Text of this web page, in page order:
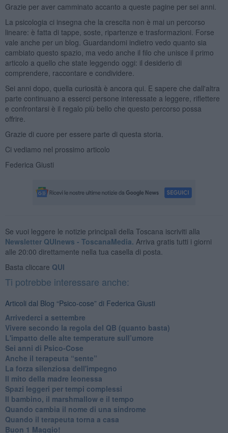
Grazie per aver camminato accanto a queste pagine per sei anni.
La psicologia ci insegna che la crescita non è mai un percorso
lineare: è fatta di tappe, soste, ripartenze e trasformazioni. Forse
vale anche per un blog. Guardandomi indietro vedo quanto sia
cambiato questo spazio, ma vedo anche il filo che unisce il primo
articolo a quello che state leggendo oggi: il desiderio di
comprendere, raccontare e condividere.
Sei anni dopo, quella curiosità è ancora qui. E sapere che dall'altra
parte continuano a esserci persone interessate a leggere, riflettere
e confrontarsi è il regalo più bello che questo percorso possa
offrire.
Grazie di cuore per essere parte di questa storia.
Ci vediamo nel prossimo articolo
Federica Giusti
Se vuoi leggere le notizie principali della Toscana iscriviti alla
Newsletter QUInews - ToscanaMedia. Arriva gratis tutti i giorni
alle 20:00 direttamente nella tua casella di posta.
Basta cliccare QUI
Ti potrebbe interessare anche:
Articoli dal Blog “Psico-cose” di Federica Giusti
​Arrivederci a settembre
​Vivere secondo la regola del QB (quanto basta)
​L'impatto delle alte temperature sull’umore
Sei anni di Psico-Cose
​Anche il terapeuta “sente”
​La forza silenziosa dell'impegno
​Il mito della madre leonessa
Spazi leggeri per tempi complessi
Il bambino, il marshmallow e il tempo
​Quando cambia il nome di una sindrome
​Quando il terapeuta torna a casa
​Buon 1 Maggio!